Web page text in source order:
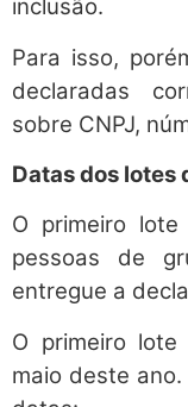
inclusão.
Para isso,
declaradas
sobre CNPJ,
Datas dos lotes
O primeiro
pessoas de
entregue a
O primeiro
maio deste